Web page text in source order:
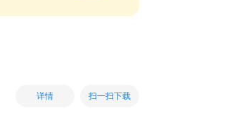
详情 扫一扫下载